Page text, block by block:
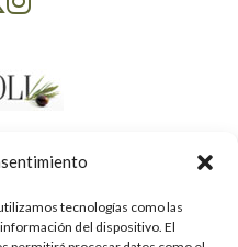
tecnologías como las
del dispositivo. El